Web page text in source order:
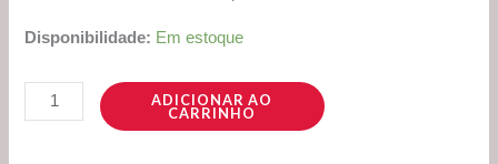
Disponibilidade: Em estoque
ADICIONAR AO
CARRINHO